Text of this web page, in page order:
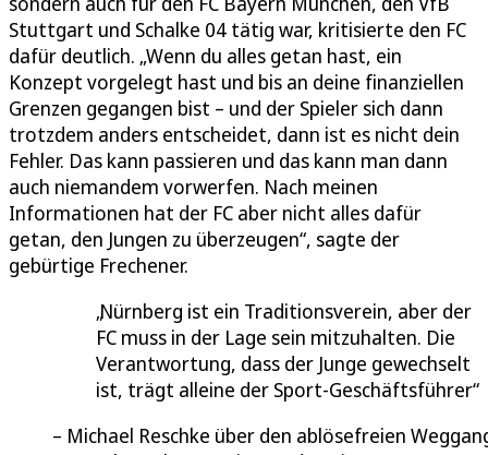
Stuttgart und Schalke 04 tätig war, kritisierte den FC
dafür deutlich. „Wenn du alles getan hast, ein
Konzept vorgelegt hast und bis an deine finanziellen
Grenzen gegangen bist – und der Spieler sich dann
trotzdem anders entscheidet, dann ist es nicht dein
Fehler. Das kann passieren und das kann man dann
auch niemandem vorwerfen. Nach meinen
Informationen hat der FC aber nicht alles dafür
getan, den Jungen zu überzeugen“, sagte der
gebürtige Frechener.
Nürnberg ist ein Traditionsverein, aber der
FC muss in der Lage sein mitzuhalten. Die
Verantwortung, dass der Junge gewechselt
ist, trägt alleine der Sport-Geschäftsführer
Michael Reschke über den ablösefreien